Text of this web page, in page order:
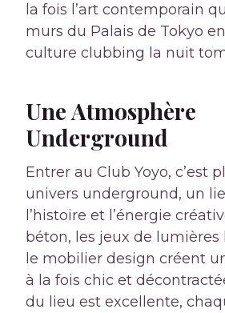
la fois l’art contemporain
murs du Palais de Tokyo
culture clubbing la nuit
Une Atmosphère
Underground
Entrer au Club Yoyo, c’est
univers underground, un
l’histoire et l’énergie
béton, les jeux de
le mobilier design créent
à la fois chic et
du lieu est excellente,